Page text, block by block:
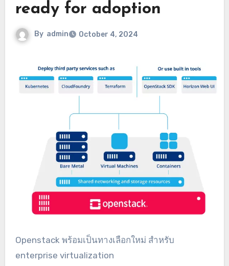
ready for adoption
By admin October 4, 2024
Openstack พร้อมเป็นทางเลือกใหม่ สำหรับ
enterprise virtualization